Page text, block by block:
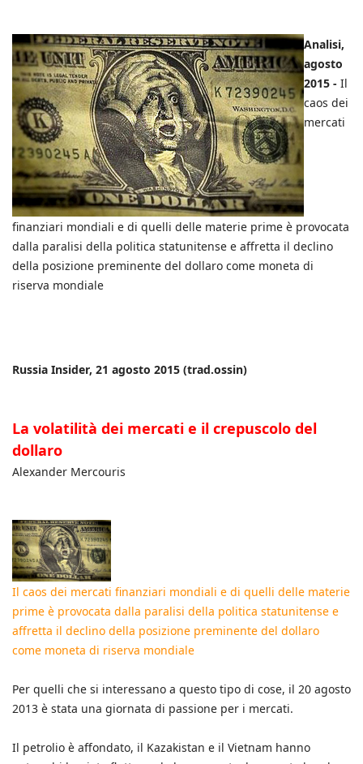
Analisi,
agosto
2015 - Il
caos dei
mercati
finanziari mondiali e di quelli delle materie prime è provocata
dalla paralisi della politica statunitense e affretta il declino
della posizione preminente del dollaro come moneta di
riserva mondiale
Russia Insider, 21 agosto 2015 (trad.ossin)
La volatilità dei mercati e il crepuscolo del
dollaro
Alexander Mercouris
Il caos dei mercati finanziari mondiali e di quelli delle materie
prime è provocata dalla paralisi della politica statunitense e
affretta il declino della posizione preminente del dollaro
come moneta di riserva mondiale
Per quelli che si interessano a questo tipo di cose, il 20 agosto
2013 è stata una giornata di passione per i mercati.
Il petrolio è affondato, il Kazakistan e il Vietnam hanno